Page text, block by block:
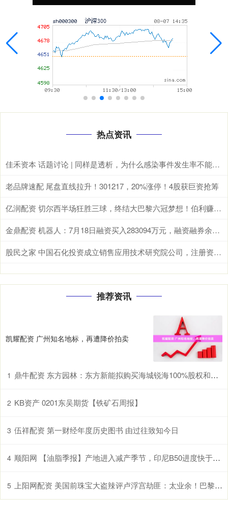
热点资讯
佳禾资本 话题讨论 | 同样是透析，为什么感染事件发生率不能简单“排排坐”？
老品牌速配 尾盘直线拉升！301217，20%涨停！4股获巨资抢筹
亿润配资 切尔西半场狂胜三球，终结大巴黎六冠梦想！伯利赚得1146亿_决赛_比赛_欧冠
金鼎配资 机器人：7月18日融资买入283094万元，融资融券余额1157亿元
股民之家 中国石化投资成立销售应用技术研究院公司，注册资本1亿元
推荐资讯
凯耀配资 广州知名地标，再遭降价拍卖
1 鼎牛配资 东方园林：东方新能拟购买海城锐海100%股权和电投瑞享80%股权 预计构成重大资产重组
2 KB资产 0201东吴期货【铁矿石周报】
3 伍祥配资 第一财经年度历史图书 由过往致知今日
4 顺阳网 【油脂季报】产地进入减产季节，印尼B50进度快于市场预期，棕榈油易涨难跌
5 上阳网配资 美国前珠宝大盗辣评卢浮宫劫匪：太业余！巴黎珠宝大师费解：又难拆又难卖，他们图什么？